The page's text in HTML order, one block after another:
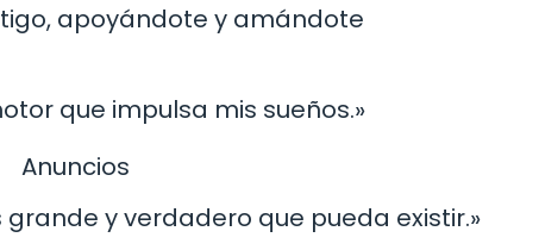
apoyándote y amándote
que impulsa mis sueños.»
Anuncios
y verdadero que pueda existir.»